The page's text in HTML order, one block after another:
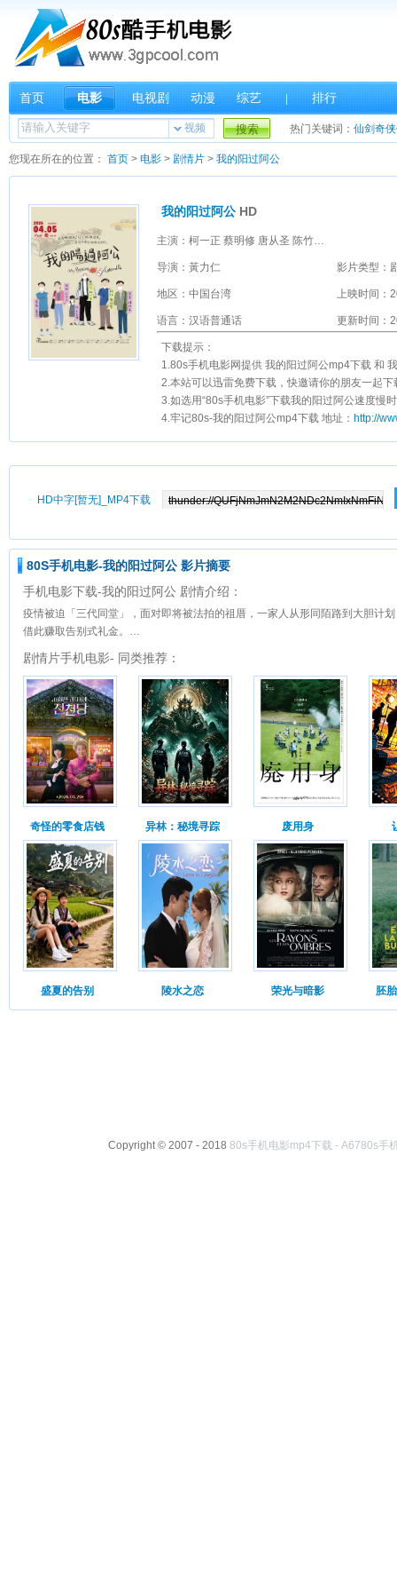
首页 电影 电视剧 动漫 综艺 排行
视频 搜索 热门关键词： 仙剑奇
您现在所在的位置： 首页 > 电影 > 剧情片 > 我的阳过阿公
我的阳过阿公 HD
主演：柯一正 蔡明修 唐从圣 陈竹升 孔令元 葛丞 李宜儒 阮安妮
导演：黃力仁 影片类型：
地区：中国台湾 上映时间：
语言：汉语普通话 更新时间：
下载提示：
1.80s手机电影网提供 我的阳过阿公mp4下载 和 我
2.本站可以迅雷免费下载，快邀请你的朋友一起
3.如选用“80s手机电影”下载我的阳过阿公速度慢
4.牢记80s-我的阳过阿公mp4下载 地址： http://
HD中字[暂无]_MP4下载
80S手机电影-我的阳过阿公 影片摘要
手机电影下载-我的阳过阿公 剧情介绍：
疫情被迫「三代同堂」，面对即将被法拍的祖厝，一家人从形同陌路到大胆计
借此赚取告别式礼金。…
剧情片手机电影- 同类推荐：
奇怪的零食店钱 异林：秘境寻踪 废用身
盛夏的告别 陵水之恋 荣光与暗影 胚
Copyright © 2007 - 2018 80s手机电影mp4下载 - A6780s手